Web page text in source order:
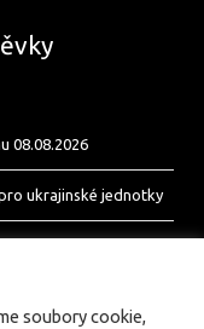
08.08.2026
ukrajinské jednotky
soubory cookie,